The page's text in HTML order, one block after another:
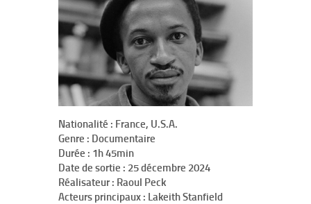
Nationalité : France, U.S.A.
Genre : Documentaire
Durée : 1h 45min
Date de sortie : 25 décembre 2024
Réalisateur : Raoul Peck
Acteurs principaux : Lakeith Stanfield